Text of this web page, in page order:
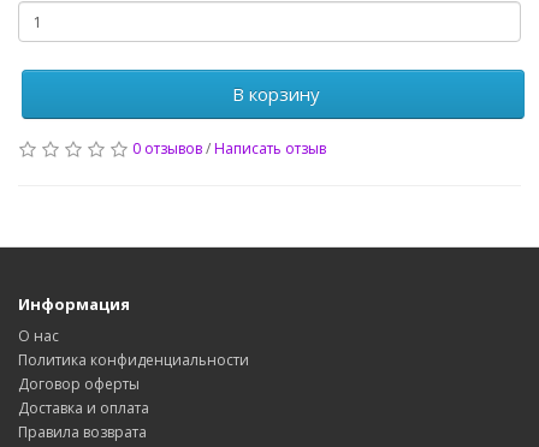
В корзину
0 отзывов/Написать отзыв
Информация
О нас
Политика конфиденциальности
Договор оферты
Доставка и оплата
Правила возврата